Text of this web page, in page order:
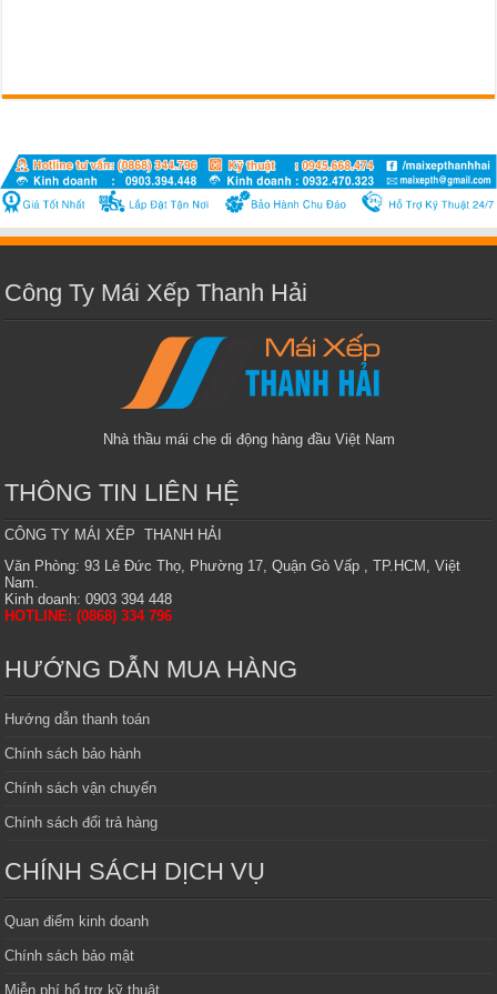
Công Ty Mái Xếp Thanh Hải
Nhà thầu mái che di động hàng đầu Việt Nam
THÔNG TIN LIÊN HỆ
CÔNG TY MÁI XẾP THANH HẢI
Văn Phòng: 93 Lê Đức Thọ, Phường 17, Quận Gò Vấp , TP.HCM, Việt
Nam.
Kinh doanh: 0903 394 448
HOTLINE: (0868) 334 796
HƯỚNG DẪN MUA HÀNG
Hướng dẫn thanh toán
Chính sách bảo hành
Chính sách vận chuyển
Chính sách đổi trả hàng
CHÍNH SÁCH DỊCH VỤ
Quan điểm kinh doanh
Chính sách bảo mật
Miễn phí hổ trợ kỹ thuật